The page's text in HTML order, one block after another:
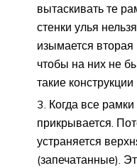
вытаскивать те
стенки улья
изымается вторая
чтобы на них не
такие
Когда все
прикрывается.
устраняется
(запечатанные).